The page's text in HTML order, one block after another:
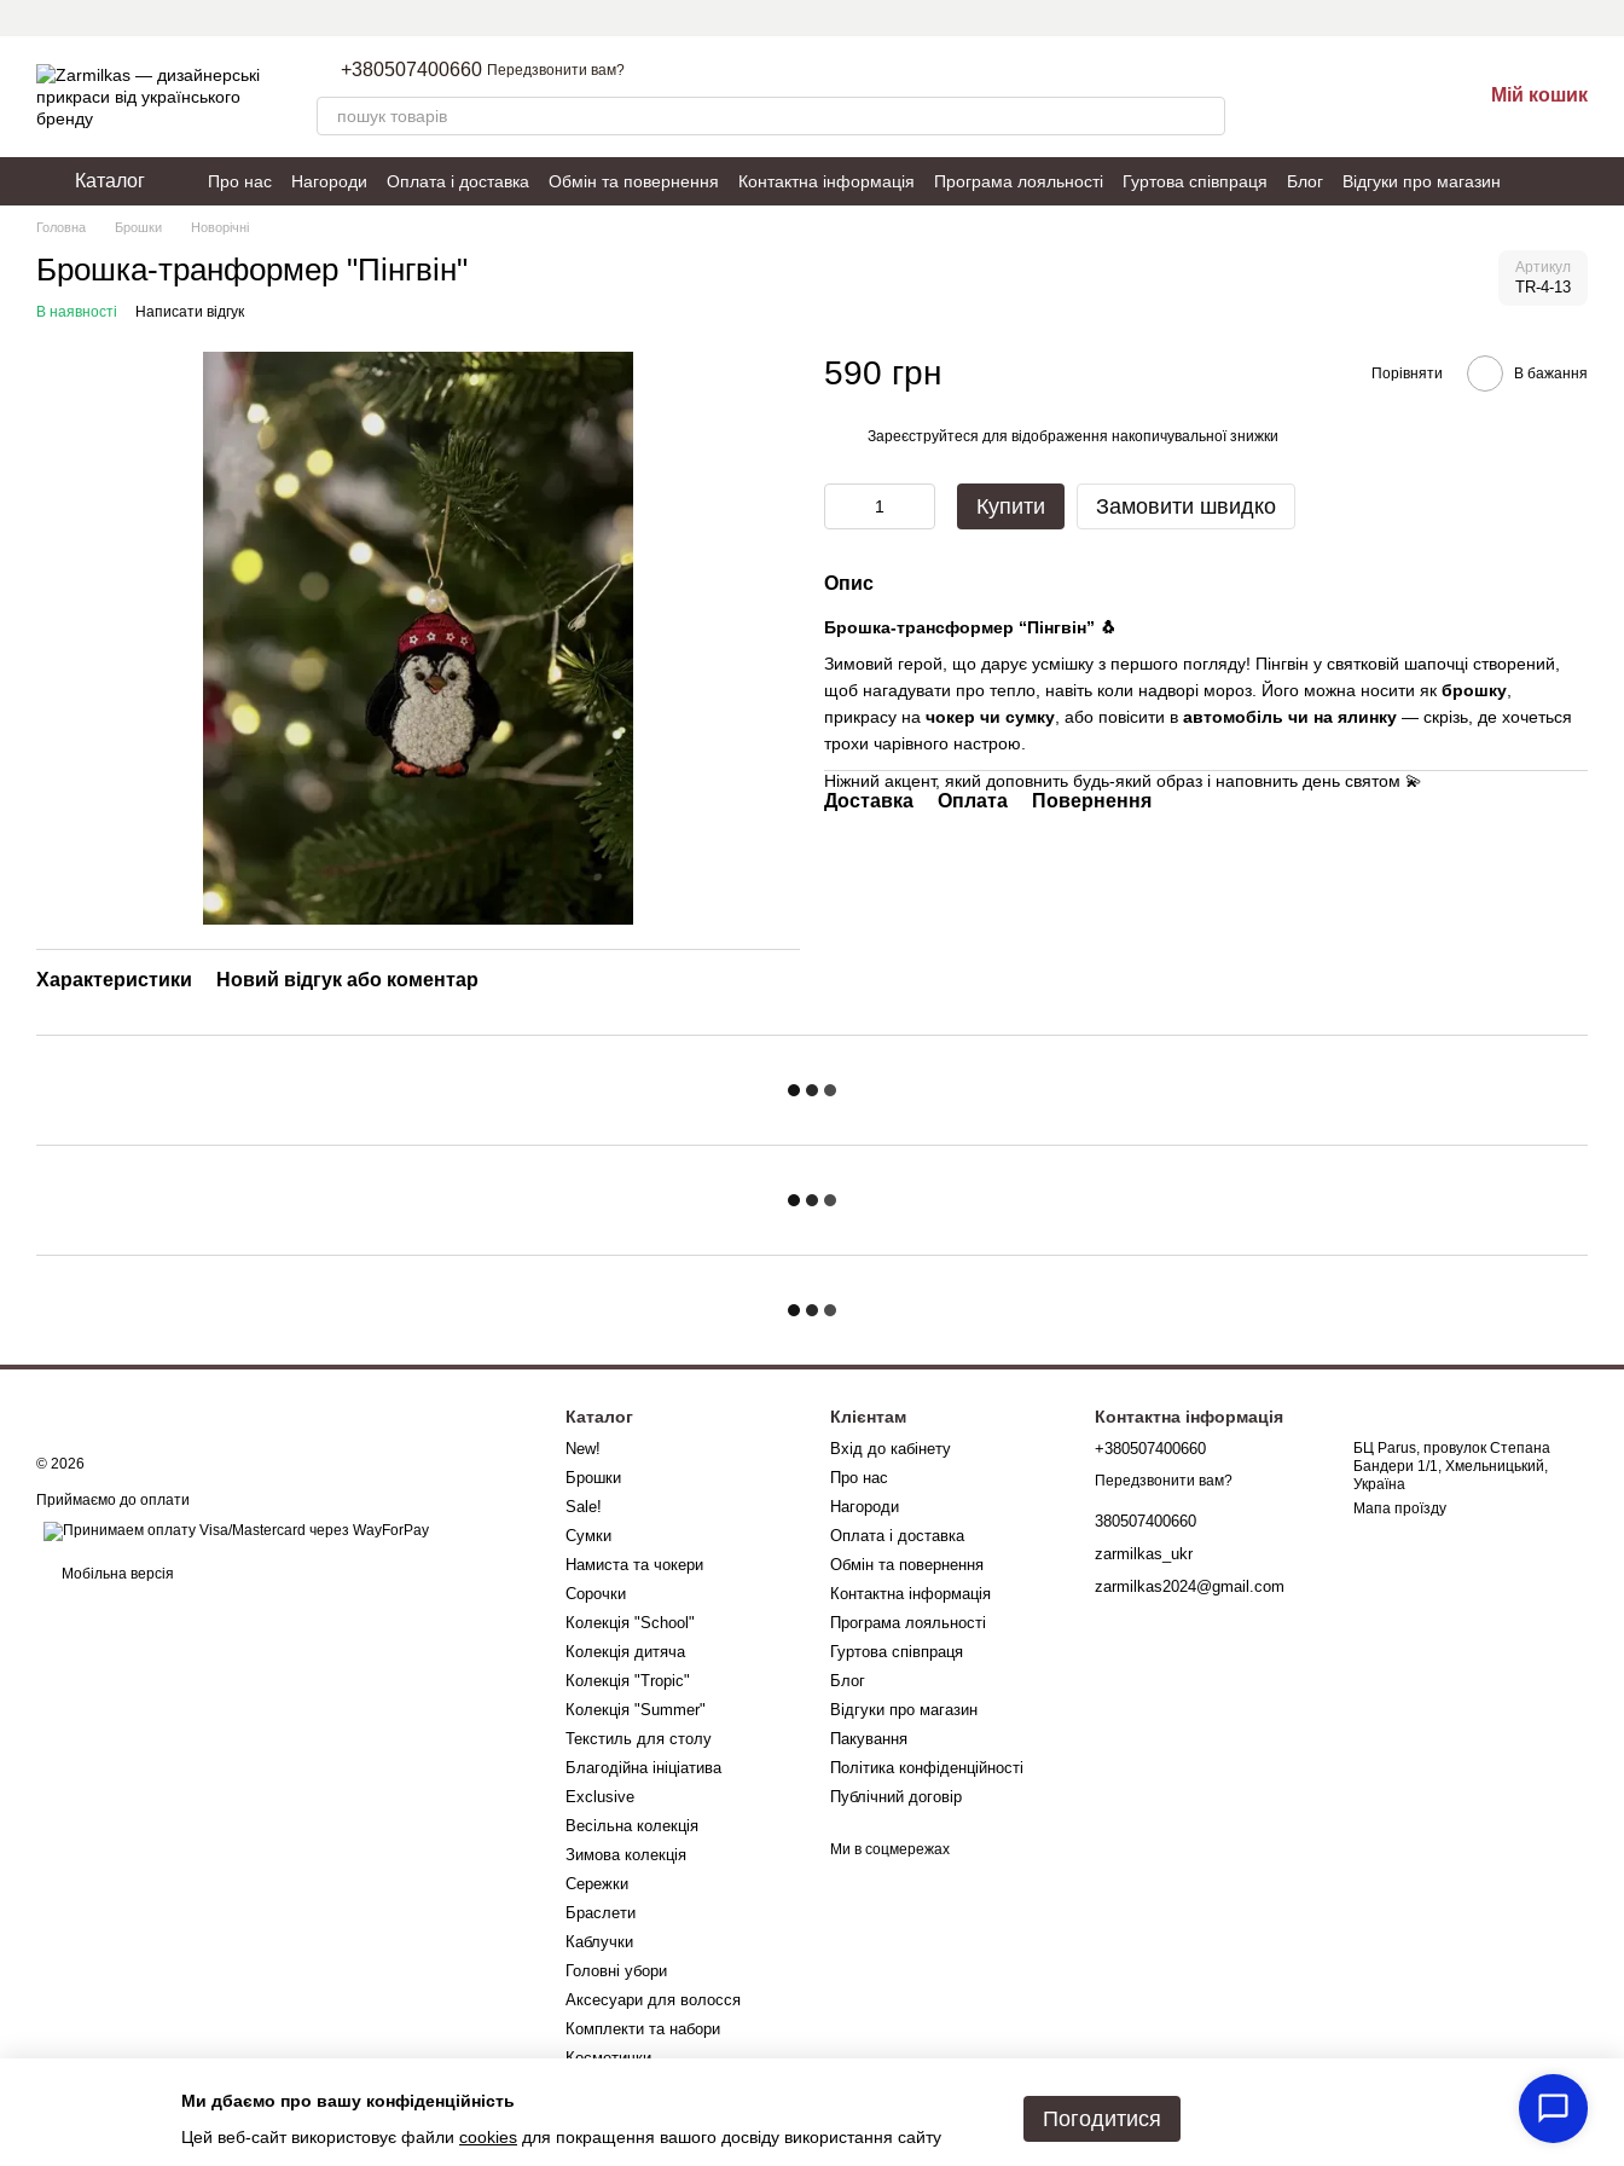
+380507400660 Передзвонити вам?
Мій кошик
Каталог Про нас Нагороди Оплата і доставка Обмін та повернення Контактна інформація Програма лояльності Гуртова співпраця Блог
Відгуки про магазин
Пакування
Політика конфіденційності Публічний договір
Головна Брошки Новорічні
Брошка-транформер "Пінгвін" Артикул
TR-4-13
В наявності Написати відгук
Характеристики Новий відгук або коментар
590 грн Порівняти В бажання
Зареєструйтеся для відображення накопичувальної знижки
Купити Замовити швидко
Опис
Брошка-трансформер “Пінгвін” 🐧
Зимовий герой, що дарує усмішку з першого погляду! Пінгвін у святковій шапочці створений,
щоб нагадувати про тепло, навіть коли надворі мороз. Його можна носити як брошку,
прикрасу на чокер чи сумку, або повісити в автомобіль чи на ялинку — скрізь, де хочеться
трохи чарівного настрою.
Ніжний акцент, який доповнить будь-який образ і наповнить день святом 💫
Доставка Оплата Повернення
© 2026
Приймаємо до оплати
Мобільна версія
Інтернет-магазин створений з Хорошоп
Каталог
New!
Брошки
Sale!
Сумки
Намиста та чокери
Сорочки
Колекція "School"
Колекція дитяча
Колекція "Tropic"
Колекція "Summer"
Текстиль для столу
Благодійна ініціатива
Exclusive
Весільна колекція
Зимова колекція
Сережки
Браслети
Каблучки
Головні убори
Аксесуари для волосся
Комплекти та набори
Косметички
Клієнтам
Вхід до кабінету
Про нас
Нагороди
Оплата і доставка
Обмін та повернення
Контактна інформація
Програма лояльності
Гуртова співпраця
Блог
Відгуки про магазин
Пакування
Політика конфіденційності
Публічний договір
Ми в соцмережах
Контактна інформація
+380507400660
Передзвонити вам?
380507400660
zarmilkas_ukr
zarmilkas2024@gmail.com
БЦ Parus, провулок Степана
Бандери 1/1, Хмельницький,
Україна
Мапа проїзду
Ми дбаємо про вашу конфіденційність
Цей веб-сайт використовує файли cookies для покращення вашого досвіду використання сайту
Погодитися